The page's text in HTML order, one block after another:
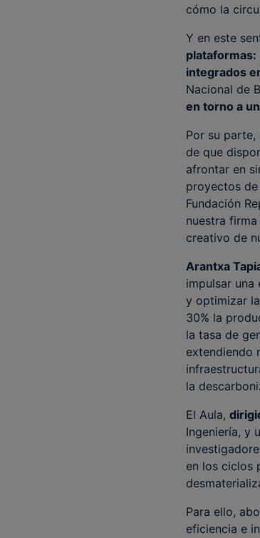
cómo la
Y en este
plataformas:
integrados
Nacional de
en torno a
Por su parte,
de que
afrontar en
proyectos
Fundación
nuestra
creativo de
Arantxa
impulsar
y optimizar
30% la
la tasa de
extendiendo
la
El Aula,
Ingeniería, y
en los ciclos
Para ello,
eficiencia e